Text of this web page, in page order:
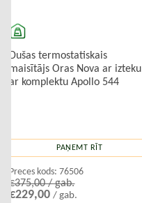
Dušas termostatiskais
maisītājs Oras Nova ar izteku
ar komplektu Apollo 544
PAŅEMT RĪT
Preces kods: 76506
€375,00 / gab.
€229,00/ gab.